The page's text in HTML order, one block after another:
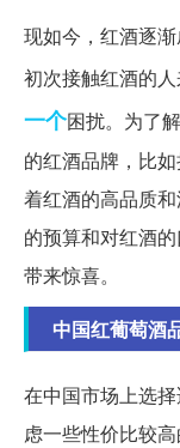
现如今，红酒逐
初次接触红酒的
一个困扰。为了
的红酒品牌，比
着红酒的高品质
的预算和对红酒
带来惊喜。
中国红葡萄酒
在中国市场上选
虑一些性价比较